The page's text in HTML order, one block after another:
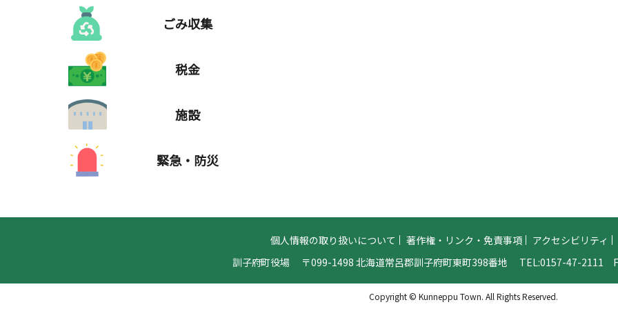
ごみ収集
税金
施設
緊急・防災
個人情報の取り扱いについて 著作権・リンク・免責事項 アクセシビリティ
訓子府町役場
〒099-1498 北海道常呂郡訓子府町東町398番地 TEL:0157-47-2111
Copyright © Kunneppu Town. All Rights Reserved.